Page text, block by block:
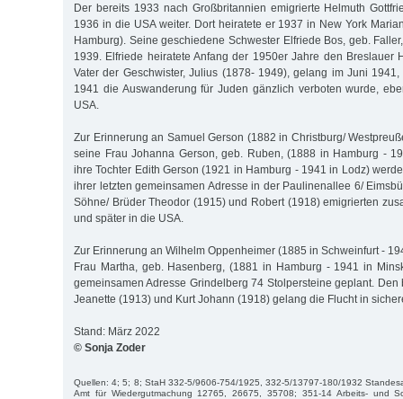
Der bereits 1933 nach Großbritannien emigrierte Helmuth
1936 in die USA weiter. Dort heiratete er 1937 in New York
Hamburg). Seine geschiedene Schwester Elfriede Bos, geb.
1939. Elfriede heiratete Anfang der 1950er Jahre den Breslauer
Vater der Geschwister, Julius (1878- 1949), gelang im Juni
1941 die Auswanderung für Juden gänzlich verboten wurde,
USA.
Zur Erinnerung an Samuel Gerson (1882 in Christburg/
seine Frau Johanna Gerson, geb. Ruben, (1888 in Hamburg -
ihre Tochter Edith Gerson (1921 in Hamburg - 1941 in Lodz)
ihrer letzten gemeinsamen Adresse in der Paulinenallee 6/
Söhne/ Brüder Theodor (1915) und Robert (1918) emigrierten
und später in die USA.
Zur Erinnerung an Wilhelm Oppenheimer (1885 in Schweinfurt -
Frau Martha, geb. Hasenberg, (1881 in Hamburg - 1941 in
gemeinsamen Adresse Grindelberg 74 Stolpersteine geplant.
Jeanette (1913) und Kurt Johann (1918) gelang die Flucht in
Stand: März 2022
© Sonja Zoder
Quellen: 4; 5; 8; StaH 332-5/9606-754/1925, 332-5/13797-180/1932
Amt für Wiedergutmachung 12765, 26675, 35708; 351-14 Arbeits- und